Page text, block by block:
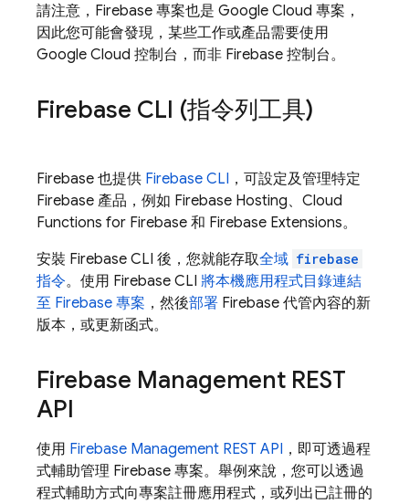
請注意，Firebase 專案也是 Google Cloud 專案，
因此您可能會發現，某些工作或產品需要使用
Google Cloud 控制台，而非 Firebase 控制台。
Firebase CLI (指令列工具)
Firebase 也提供 Firebase CLI ，可設定及管理特定
Firebase 產品，例如 Firebase Hosting、 Cloud
Functions for Firebase 和 Firebase Extensions。
安裝 Firebase CLI 後，您就能存取全域 firebase
指令。使用 Firebase CLI 將本機應用程式目錄連結
至 Firebase 專案 ，然後部署 Firebase 代管內容的新
版本，或更新函式。
Firebase Management REST
API
使用 Firebase Management REST API ，即可透過程
式輔助管理 Firebase 專案。舉例來說，您可以透過
程式輔助方式向專案註冊應用程式，或列出已註冊的